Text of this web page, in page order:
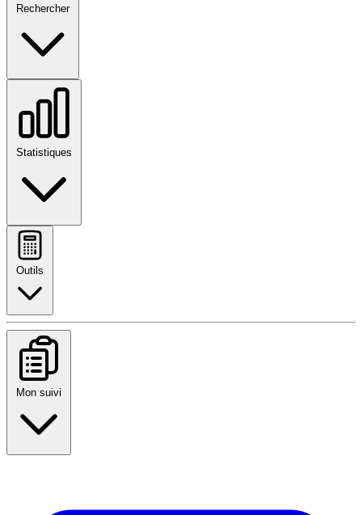
Rechercher
Statistiques
Outils
Mon suivi